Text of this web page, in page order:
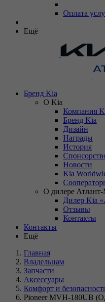
Оплата
Ещё
Бренд Kia
О Kia
Компания
Бренд Kia
Дизайн
Награды
История
Новости
Kia
О дилере
Дилер Kia
Отзывы
Контакты
Контакты
Ещё
Главная
Владельцам
Запчасти
Аксессуары
Комфорт и
Pioneer MVH-180UB